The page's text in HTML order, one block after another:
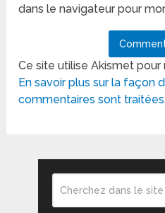
dans le navigateur pour
Ce site utilise Akismet pour
En savoir plus sur la façon
commentaires sont traitées